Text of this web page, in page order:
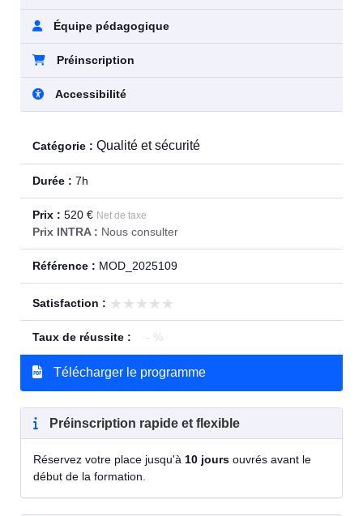
Équipe pédagogique
Préinscription
Accessibilité
Catégorie : Qualité et sécurité
Durée : 7h
Prix : 520 € Net de taxe
Prix INTRA : Nous consulter
Référence : MOD_2025109
Satisfaction : ★★★★★
★★★★★
Taux de réussite : - %
Télécharger le programme
Préinscription rapide et flexible
Réservez votre place jusqu'à 10 jours ouvrés avant le
début de la formation.